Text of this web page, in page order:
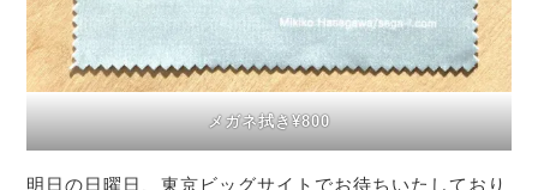
メガネ拭き¥800
明日の日曜日、東京ビッグサイトでお待ちいたしており